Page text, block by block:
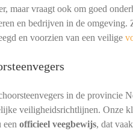
maar vraagt ook om goed
en bedrijven in de
en voorzien van een veilige
in de provincie
veiligheidsrichtlijnen. Onze
een officieel veegbewijs, dat